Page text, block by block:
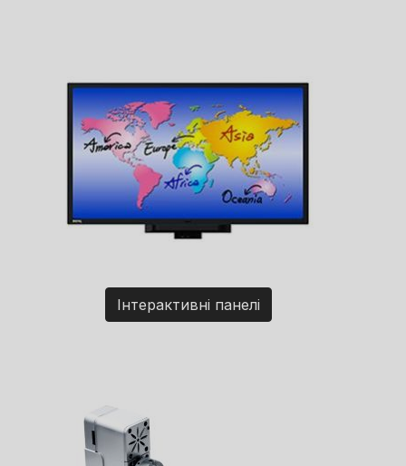
Інтерактивні панелі